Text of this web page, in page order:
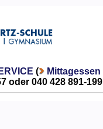
( Mittagessen
oder 040 428 891-199